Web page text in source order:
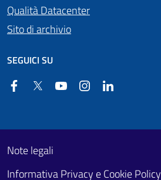
Qualità Datacenter
Sito di archivio
SEGUICI SU
FacebookTwitter YouTube Instagram
Footer First
Useful links section
Note legali
Informativa Privacy e Cookie Policy